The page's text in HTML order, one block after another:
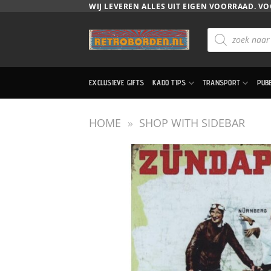
WIJ LEVEREN ALLES UIT EIGEN VOORRAAD.
Producten
zoeken
EXCLUSIEVE GIFTS KADO TIPS TRANSPORT
HOME » SHOP WITH SIDEBAR